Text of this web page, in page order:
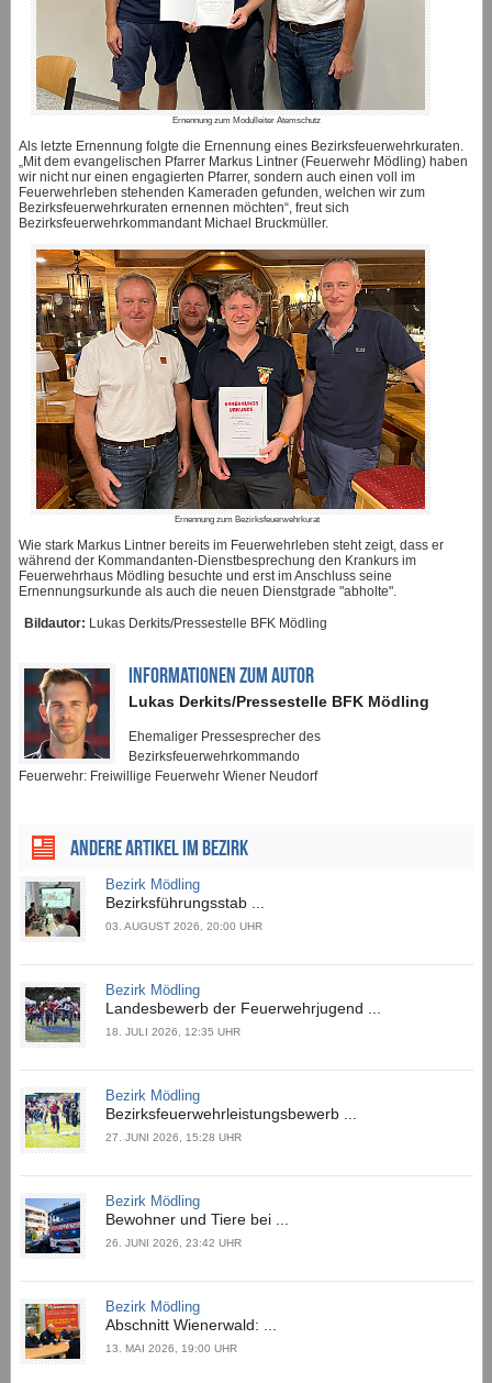
Ernennung zum Modulleiter Atemschutz
Als letzte Ernennung folgte die Ernennung eines Bezirksfeuerwehrkuraten.
„Mit dem evangelischen Pfarrer Markus Lintner (Feuerwehr Mödling) haben
wir nicht nur einen engagierten Pfarrer, sondern auch einen voll im
Feuerwehrleben stehenden Kameraden gefunden, welchen wir zum
Bezirksfeuerwehrkuraten ernennen möchten“, freut sich
Bezirksfeuerwehrkommandant Michael Bruckmüller.
Ernennung zum Bezirksfeuerwehrkurat
Wie stark Markus Lintner bereits im Feuerwehrleben steht zeigt, dass er
während der Kommandanten-Dienstbesprechung den Krankurs im
Feuerwehrhaus Mödling besuchte und erst im Anschluss seine
Ernennungsurkunde als auch die neuen Dienstgrade "abholte".
Bildautor: Lukas Derkits/Pressestelle BFK Mödling
INFORMATIONEN ZUM AUTOR
Lukas Derkits/Pressestelle BFK Mödling
Ehemaliger Pressesprecher des
Bezirksfeuerwehrkommando
Feuerwehr: Freiwillige Feuerwehr Wiener Neudorf
ANDERE ARTIKEL IM BEZIRK
Bezirk Mödling
Bezirksführungsstab ...
03. AUGUST 2026, 20:00 UHR
Bezirk Mödling
Landesbewerb der Feuerwehrjugend ...
18. JULI 2026, 12:35 UHR
Bezirk Mödling
Bezirksfeuerwehrleistungsbewerb ...
27. JUNI 2026, 15:28 UHR
Bezirk Mödling
Bewohner und Tiere bei ...
26. JUNI 2026, 23:42 UHR
Bezirk Mödling
Abschnitt Wienerwald: ...
13. MAI 2026, 19:00 UHR